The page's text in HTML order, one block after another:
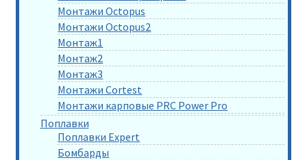
Монтажи Octopus
Монтажи Octopus2
Монтаж1
Монтаж2
Монтаж3
Монтажи Cortest
Монтажи карповые PRC Power Pro
Поплавки
Поплавки Expert
Бомбарды